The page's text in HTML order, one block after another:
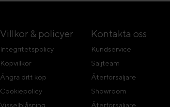
Villkor & policyer
Integritetspolicy
Köpvillkor
Ångra ditt köp
Cookiepolicy
Visselblåsning
Kontakta oss
Kundservice
Säljteam
Återförsäljare
Showroom
Återförsäljare